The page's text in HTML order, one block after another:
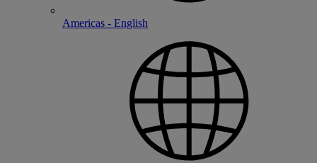
Americas - English